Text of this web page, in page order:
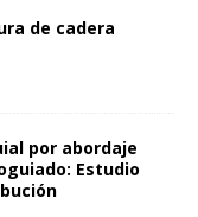
de cadera
por abordaje
Estudio